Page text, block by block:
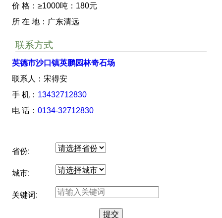
价 格：≥1000吨：180元
所 在 地：广东清远
联系方式
英德市沙口镇英鹏园林奇石场
联系人：宋得安
手 机： 13432712830
电 话： 0134-32712830
省份:
城市:
关键词: